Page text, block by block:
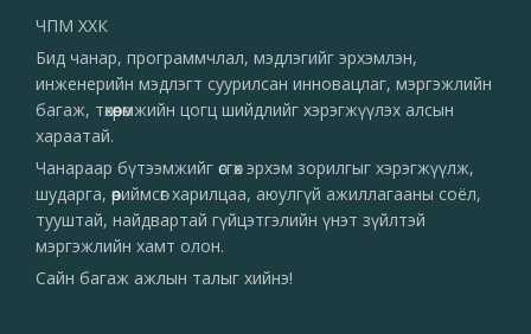
ЧПМ ХХК
Бид чанар, программчлал, мэдлэгийг эрхэмлэн,
инженерийн мэдлэгт суурилсан инновацлаг, мэргэжлийн
багаж, төхөөрөмжийн цогц шийдлийг хэрэгжүүлэх алсын
хараатай.
Чанараар бүтээмжийг өсгөх эрхэм зорилгыг хэрэгжүүлж,
шударга, өөриймсөг харилцаа, аюулгүй ажиллагааны соёл,
тууштай, найдвартай гүйцэтгэлийн үнэт зүйлтэй
мэргэжлийн хамт олон.
Сайн багаж ажлын талыг хийнэ!